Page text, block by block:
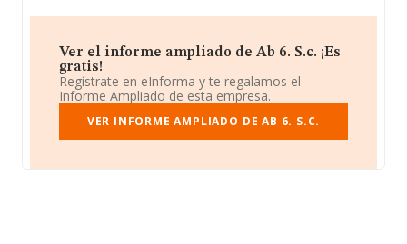
Ver el informe ampliado de Ab 6. S.c. ¡Es
gratis!
Regístrate en eInforma y te regalamos el
Informe Ampliado de esta empresa.
VER INFORME AMPLIADO DE AB 6. S.C.